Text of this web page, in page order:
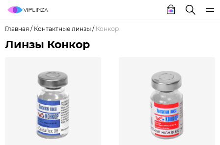
Главная / Контактные линзы / Конкор
Линзы Конкор